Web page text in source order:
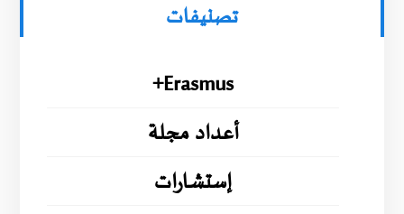
تصنيفات
Erasmus+
أعداد مجلة
إستشارات